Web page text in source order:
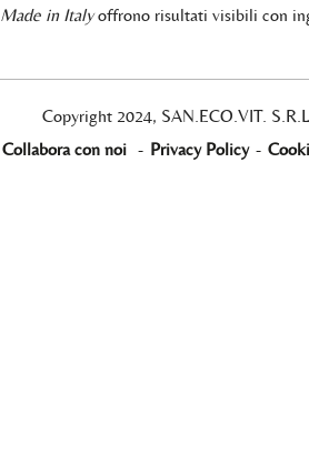
Made in Italyoffrono risultati visibili con
Copyright 2024, SAN.ECO.VIT.
Collabora con noi - Privacy Policy -